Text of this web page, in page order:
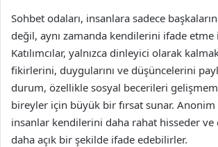
Sohbet odaları, insanlara sadece
değil, aynı zamanda kendilerini ifade etme
Katılımcılar, yalnızca dinleyici olarak
fikirlerini, duygularını ve düşüncelerini
durum, özellikle sosyal becerileri
bireyler için büyük bir fırsat sunar.
insanlar kendilerini daha rahat hisseder ve
daha açık bir şekilde ifade edebilirler.